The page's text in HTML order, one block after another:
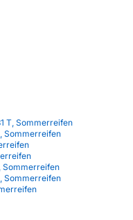
T, Sommerreifen
Sommerreifen
Sommerreifen
Sommerreifen